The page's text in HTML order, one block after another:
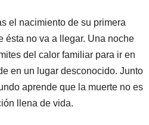
el nacimiento de su primera
ésta no va a llegar. Una noche
del calor familiar para ir en
en un lugar desconocido. Junto
aprende que la muerte no es
llena de vida.